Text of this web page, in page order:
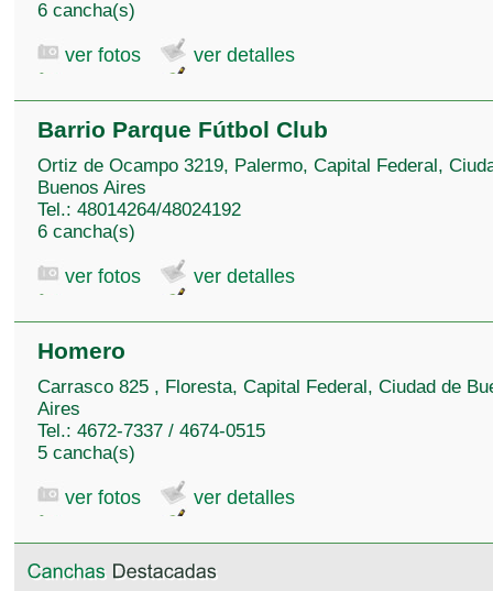
6 cancha(s)
ver fotos ver detalles
Barrio Parque Fútbol Club
Ortiz de Ocampo 3219, Palermo, Capital Federal,
Buenos Aires
Tel.: 48014264/48024192
6 cancha(s)
ver fotos ver detalles
Homero
Carrasco 825 , Floresta, Capital Federal, Ciudad de
Aires
Tel.: 4672-7337 / 4674-0515
5 cancha(s)
ver fotos ver detalles